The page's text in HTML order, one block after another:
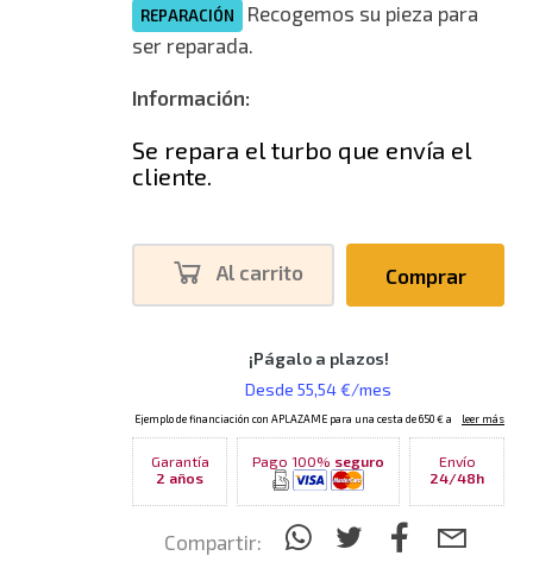
REPARACIÓN
Recogemos su pieza para
ser reparada.
Información:
Se repara el turbo que envía el
cliente.
Al carrito Comprar
Garantía
2 años
Pago 100% seguro
Envío
24/48h
Compartir: